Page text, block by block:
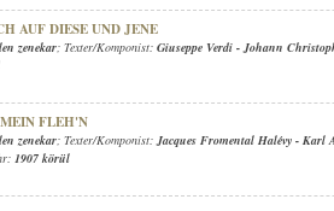
AUF DIESE UND JENE
zenekar; Texter/Komponist: Giuseppe Verdi -Johann
FLEH'N
zenekar; Texter/Komponist:Jacques Fromental Halévy - Karl
1907 körül